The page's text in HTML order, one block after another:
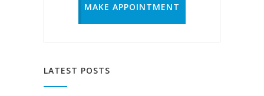
MAKE APPOINTMENT
LATEST POSTS